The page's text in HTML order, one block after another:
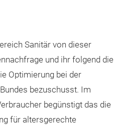
Sanitär von dieser
und ihr folgend die
Optimierung bei der
bezuschusst. Im
begünstigt das die
für altersgerechte